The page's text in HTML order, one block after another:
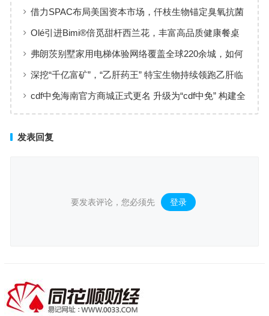
工薪族借钱选择指南
借力SPAC布局美国资本市场，仟枝生物锚定臭氧抗菌
黄金赛道
Olé引进Bimi®倍觅甜杆西兰花，丰富高品质健康餐桌
新选择
弗朗茨别墅家用电梯体验网络覆盖全球220余城，如何
实现高效服务响应
深挖“千亿富矿”，“乙肝药王” 特宝生物持续领跑乙肝临
床治愈
cdf中免海南官方商城正式更名 升级为“cdf中免” 构建全
发表回复
要发表评论，您必须先 登录 。